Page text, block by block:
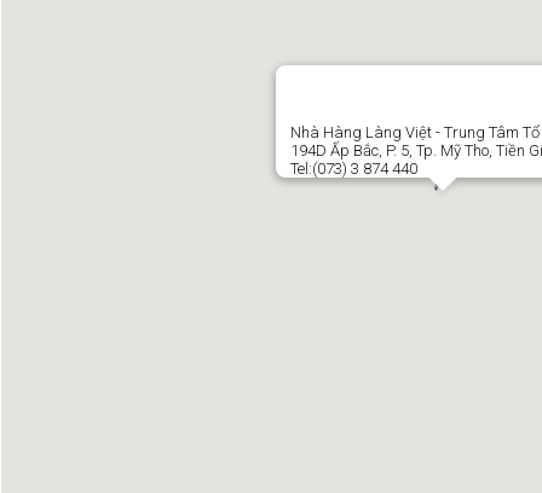
Nhà Hàng Làng Việt - Trung Tâm
194D Ấp Bắc, P. 5, Tp. Mỹ Tho, Tiền
Tel:(073) 3 874 440